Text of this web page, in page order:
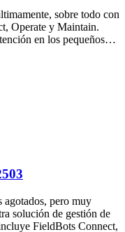
sobre todo con
Operate y Maintain.
en los pequeños…
agotados, pero muy
solución de gestión de
FieldBots Connect,